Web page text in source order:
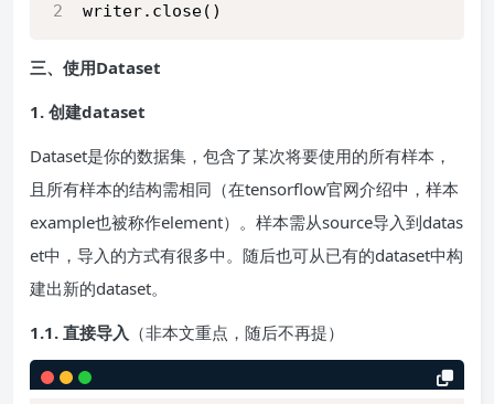
writer.close()
三、使用Dataset
1. 创建dataset
Dataset是你的数据集，包含了某次将要使用的所有样本，
且所有样本的结构需相同（在tensorflow官网介绍中，样本
example也被称作element）。样本需从source导入到datas
et中，导入的方式有很多中。随后也可从已有的dataset中构
建出新的dataset。
1.1. 直接导入 （非本文重点，随后不再提）